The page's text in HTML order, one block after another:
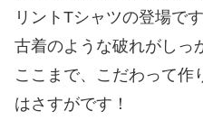
リントTシャツの登場で
古着のような破れがしっ
ここまで、こだわって作
はさすがです！